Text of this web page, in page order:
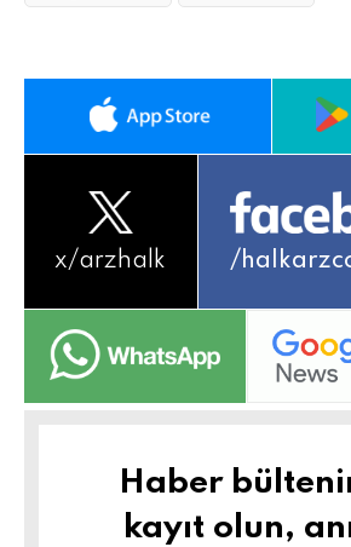
x/arzhalk /
Haber
kayıt olun,